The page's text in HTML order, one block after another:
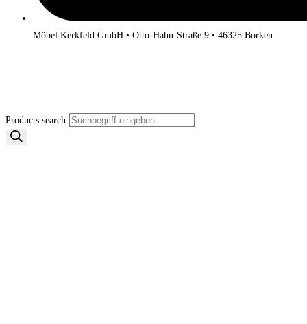
Möbel Kerkfeld GmbH • Otto-Hahn-Straße 9 • 46325 Borken
Products search